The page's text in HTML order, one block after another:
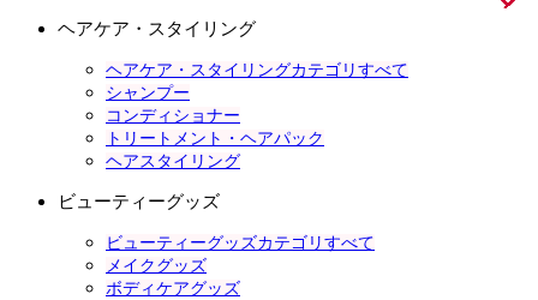
ヘアケア・スタイリング
ヘアケア・スタイリングカテゴリすべて
シャンプー
コンディショナー
トリートメント・ヘアパック
ヘアスタイリング
ビューティーグッズ
ビューティーグッズカテゴリすべて
メイクグッズ
ボディケアグッズ